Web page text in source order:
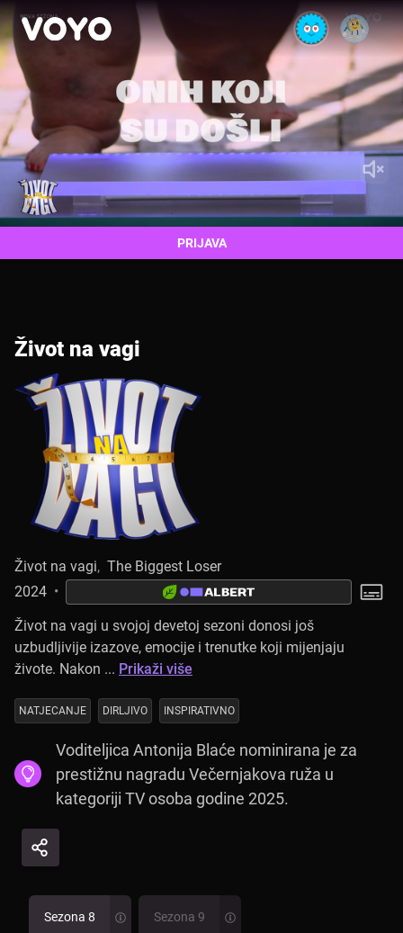
Život na vagi
Život na vagi, The Biggest Loser
2024 •
Život na vagi u svojoj devetoj sezoni donosi još
uzbudljivije izazove, emocije i trenutke koji mijenjaju
živote. Nakon ... Prikaži više
NATJECANJE DIRLJIVO INSPIRATIVNO
Voditeljica Antonija Blaće nominirana je za
prestižnu nagradu Večernjakova ruža u
kategoriji TV osoba godine 2025.
PRIJAVA
Sezona 8 Sezona 9